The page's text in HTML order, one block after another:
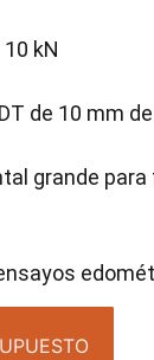
kN
de 10 mm
grande